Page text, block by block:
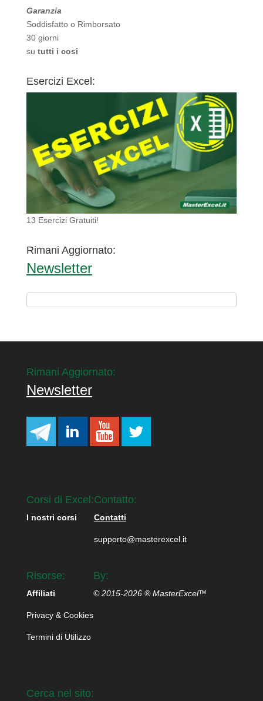
Garanzia
Soddisfatto o Rimborsato
30 giorni
su tutti i cosi
Esercizi Excel:
13 Esercizi Gratuiti!
Rimani Aggiornato:
Newsletter
Rimani Aggiornato:
Newsletter
Corsi di Excel:
I nostri corsi
Contatto:
Contatti
supporto@masterexcel.it
Risorse:
Affiliati
Privacy & Cookies
Termini di Utilizzo
By:
© 2015-2026 ® MasterExcel™
Cerca nel sito: